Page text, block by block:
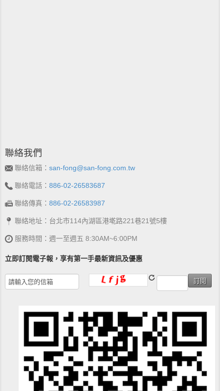
聯絡我們
聯絡信箱： san-fong@san-fong.com.tw
聯絡電話： 886-02-26583687
聯絡傳真： 886-02-26583987
聯絡地址：台北市114內湖區港墘路221巷21號5樓
服務時間：週一至週五 8:30AM~6:00PM
立即訂閱電子報，享有第一手最新資訊及優惠